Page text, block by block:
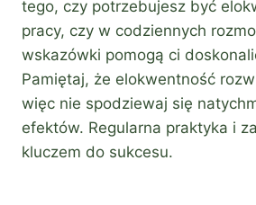
tego, czy potrzebujesz być
pracy, czy w codziennych
wskazówki pomogą ci
Pamiętaj, że elokwentność
więc nie spodziewaj się
efektów. Regularna praktyka i
kluczem do sukcesu.